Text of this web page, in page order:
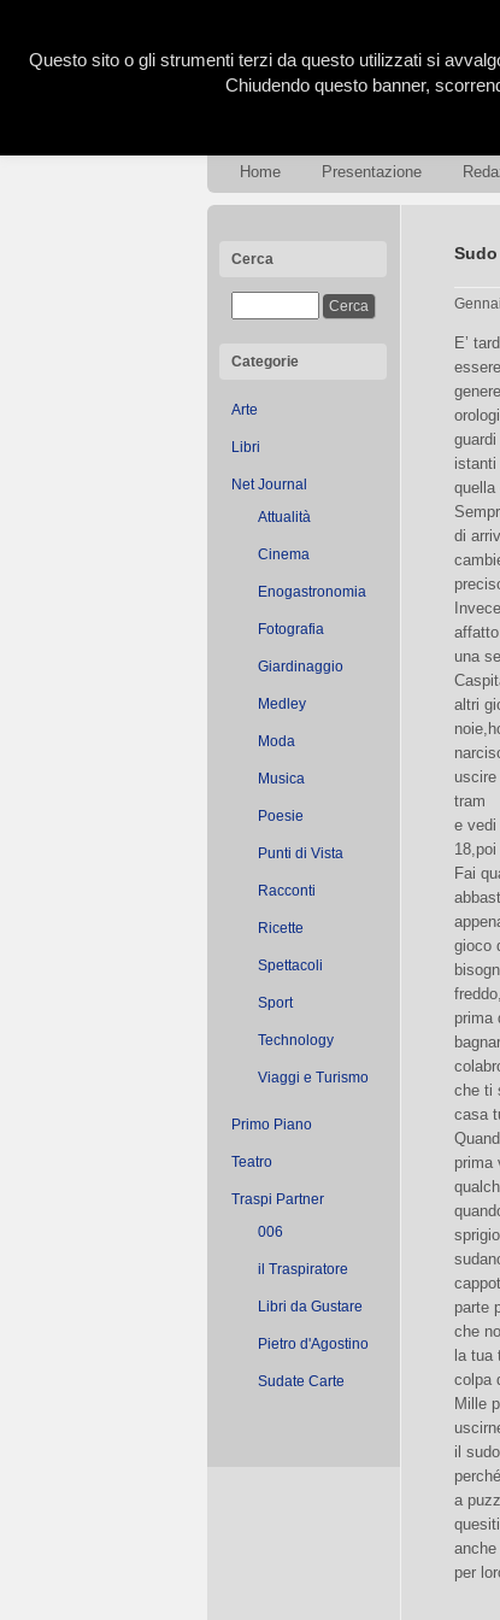
Home Presentazione
Cerca
Categorie
Arte
Libri
Net Journal
Attualità
Cinema
Enogastronomia
Fotografia
Giardinaggio
Medley
Moda
Musica
Poesie
Punti di Vista
Racconti
Ricette
Spettacoli
Sport
Technology
Viaggi e Turismo
Primo Piano
Teatro
Traspi Partner
006
il Traspiratore
Libri da Gustare
Pietro d'Agostino
Sudate Carte
E’
istanti
quella
di
una
altri
tram
e vedi
Fai
gioco
prima
che ti
casa
prima
parte
che
la tua
colpa
Mille
il
a
per
Questo sito o gli strumenti terzi da questo utilizzati si
Chiudendo questo banner,